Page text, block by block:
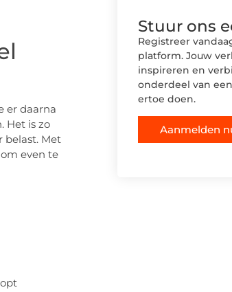
er daarna
Het is zo
belast. Met
even te
Stuur ons
Registreer
platform. Jouw
inspireren en
onderdeel van
ertoe doen.
Aanmelden